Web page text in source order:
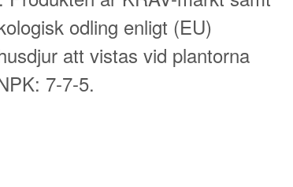
odling enligt (EU)
att vistas vid plantorna
7-7-5.